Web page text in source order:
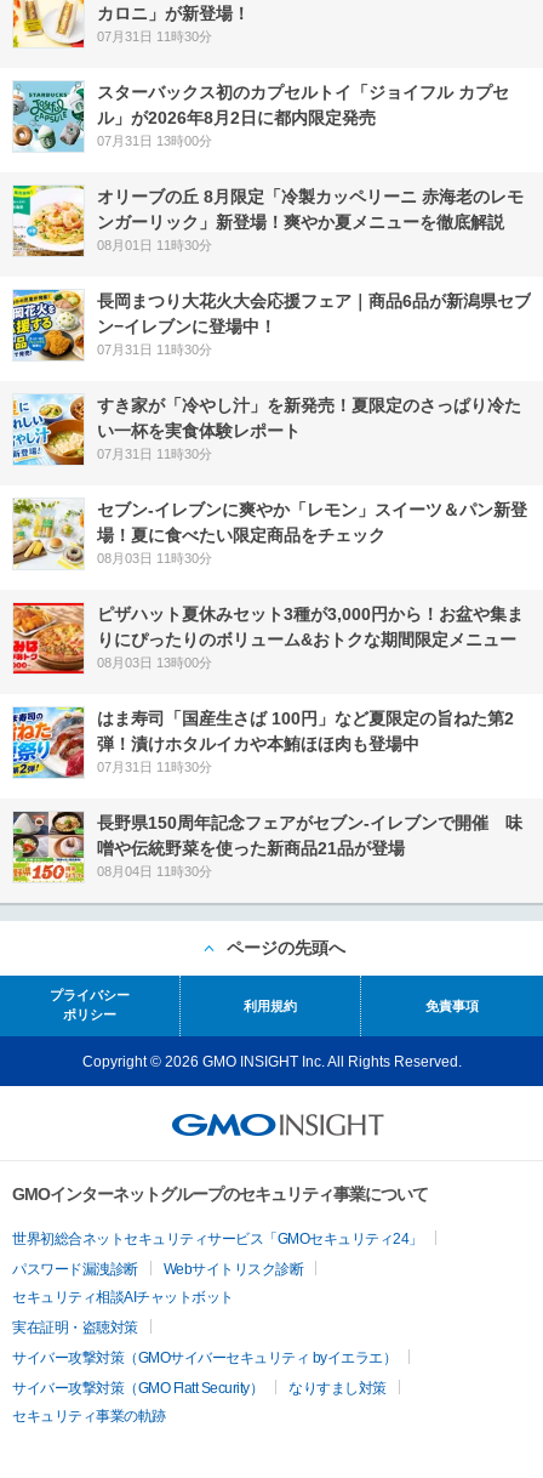
カロニ」が新登場！
07月31日 11時30分
スターバックス初のカプセルトイ「ジョイフル カプセ
ル」が2026年8月2日に都内限定発売
07月31日 13時00分
オリーブの丘 8月限定「冷製カッペリーニ 赤海老のレモ
ンガーリック」新登場！爽やか夏メニューを徹底解説
08月01日 11時30分
長岡まつり大花火大会応援フェア｜商品6品が新潟県セブ
ン−イレブンに登場中！
07月31日 11時30分
すき家が「冷やし汁」を新発売！夏限定のさっぱり冷た
い一杯を実食体験レポート
07月31日 11時30分
セブン‐イレブンに爽やか「レモン」スイーツ＆パン新登
場！夏に食べたい限定商品をチェック
08月03日 11時30分
ピザハット夏休みセット3種が3,000円から！お盆や集ま
りにぴったりのボリューム&おトクな期間限定メニュー
08月03日 13時00分
はま寿司「国産生さば 100円」など夏限定の旨ねた第2
弾！漬けホタルイカや本鮪ほほ肉も登場中
07月31日 11時30分
長野県150周年記念フェアがセブン-イレブンで開催 味
噌や伝統野菜を使った新商品21品が登場
08月04日 11時30分
ページの先頭へ
プライバシー
ポリシー
利用規約 免責事項
Copyright © 2026 GMO INSIGHT Inc. All Rights Reserved.
GMOインターネットグループのセキュリティ事業について
世界初総合ネットセキュリティサービス「GMOセキュリティ24」
パスワード漏洩診断
Webサイトリスク診断
セキュリティ相談AIチャットボット
実在証明・盗聴対策
サイバー攻撃対策（GMOサイバーセキュリティ byイエラエ）
サイバー攻撃対策（GMO Flatt Security）
なりすまし対策
セキュリティ事業の軌跡